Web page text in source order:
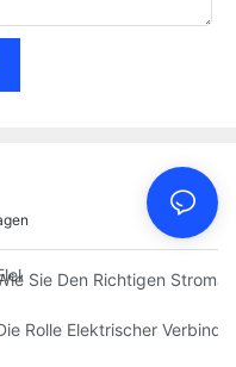
Verbindungen In
Sie Den Richtigen
Arten Von Elektrischen
Rolle Elektrischer